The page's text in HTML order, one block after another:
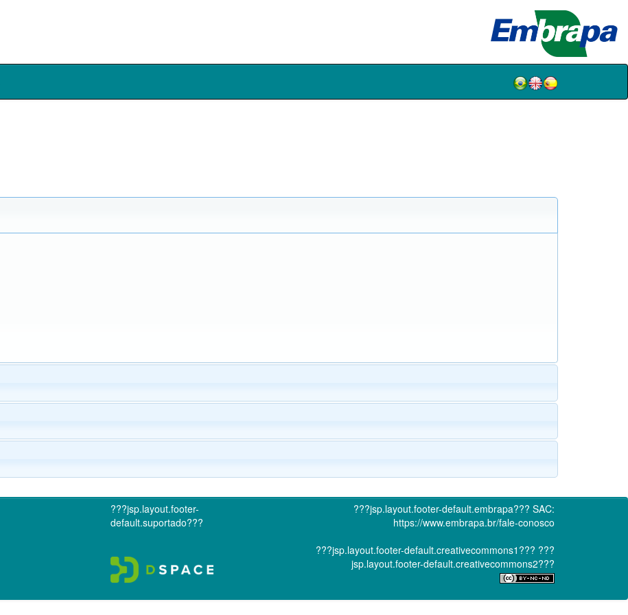
???jsp.layout.footer-
default.suportado???
???jsp.layout.footer-default.embrapa??? SAC:
https://www.embrapa.br/fale-conosco
???jsp.layout.footer-default.creativecommons1??? ???
jsp.layout.footer-default.creativecommons2???